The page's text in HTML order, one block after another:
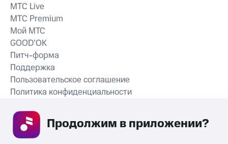
СКАЧАТЬ ПРИЛОЖЕНИЕ
MTС Live
MTС Premium
Мой МТС
GOOD’OK
Питч-форма
Поддержка
Пользовательское соглашение
Политика конфиденциальности